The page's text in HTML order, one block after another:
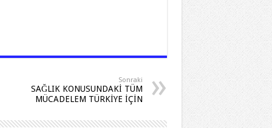
Sonraki
SAĞLIK KONUSUNDAKİ TÜM
MÜCADELEM TÜRKİYE İÇİN